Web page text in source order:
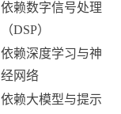
依赖数字信号处理
（DSP）
依赖深度学习与神
经网络
依赖大模型与提示